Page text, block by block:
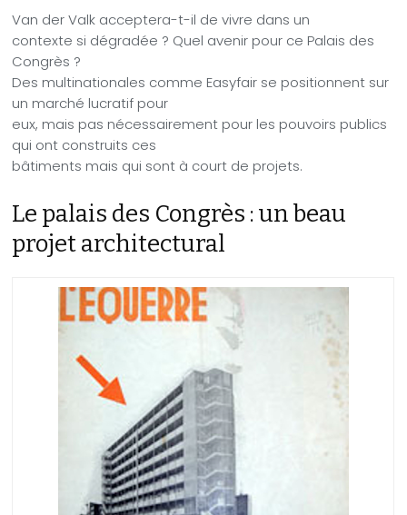
Van der Valk acceptera-t-il de vivre dans un
contexte si dégradée ? Quel avenir pour ce Palais des
Congrès ?
Des multinationales comme Easyfair se positionnent sur
un marché lucratif pour
eux, mais pas nécessairement pour les pouvoirs publics
qui ont construits ces
bâtiments mais qui sont à court de projets.
Le palais des Congrès : un beau
projet architectural